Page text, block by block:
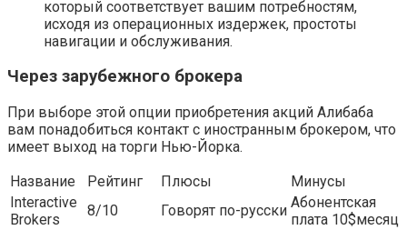
который соответствует вашим потребностям,
исходя из операционных издержек, простоты
навигации и обслуживания.
Через зарубежного брокера
При выборе этой опции приобретения акций Алибаба
вам понадобиться контакт с иностранным брокером, что
имеет выход на торги Нью-Йорка.
Название
Рейтинг Плюсы
Минусы
Interactive
Brokers
8/10 Говорят по-русски Абонентская
плата 10$месяц